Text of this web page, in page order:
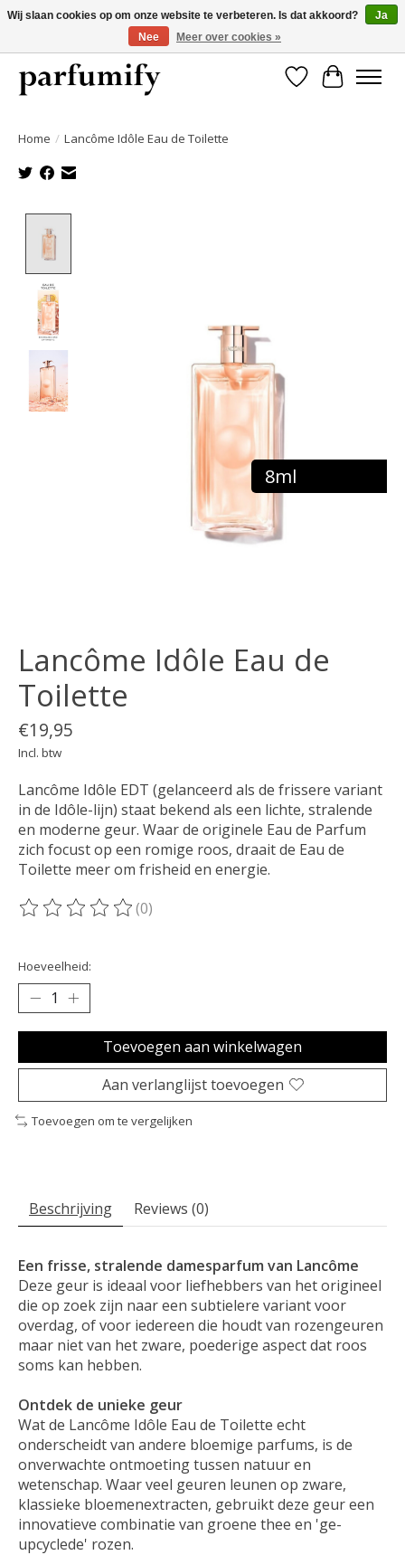
750+ Geuren | Gratis verzending | Maandelijks opzegbaar
Verlanglijst
Home / Lancôme Idôle Eau de Toilette
8ml
Lancôme Idôle Eau de
Toilette
€19,95
Incl. btw
Lancôme Idôle EDT (gelanceerd als de frissere variant
in de Idôle-lijn) staat bekend als een lichte, stralende
en moderne geur. Waar de originele Eau de Parfum
zich focust op een romige roos, draait de Eau de
Toilette meer om frisheid en energie.
De beoordeling van dit product is
(0)
Hoeveelheid:
Toevoegen aan winkelwagen
Aan verlanglijst toevoegen
Toevoegen om te vergelijken
Beschrijving Reviews (0)
Een frisse, stralende damesparfum van Lancôme
Deze geur is ideaal voor liefhebbers van het origineel
die op zoek zijn naar een subtielere variant voor
overdag, of voor iedereen die houdt van rozengeuren
maar niet van het zware, poederige aspect dat roos
soms kan hebben.
Ontdek de unieke geur
Wat de Lancôme Idôle Eau de Toilette echt
onderscheidt van andere bloemige parfums, is de
onverwachte ontmoeting tussen natuur en
wetenschap. Waar veel geuren leunen op zware,
klassieke bloemenextracten, gebruikt deze geur een
innovatieve combinatie van groene thee en 'ge-
upcyclede' rozen.
Wij slaan cookies op om onze website te verbeteren. Is dat akkoord?
Ja
Nee
Meer over cookies »